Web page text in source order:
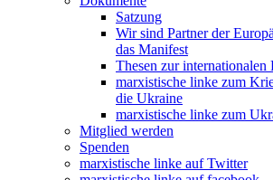
Satzung
Wir sind Partner der
das Manifest
Thesen zur internationalen
marxistische linke zum
die Ukraine
marxistische linke zum
Mitglied werden
Spenden
marxistische linke auf Twitter